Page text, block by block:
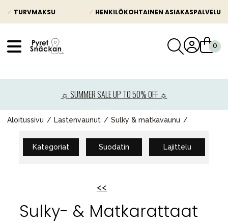
✓ TURVMAKSU ✓ HENKILÖKOHTAINEN ASIAKASPALVELU
☼ SUMMER SALE UP TO 50% OFF ☼
Aloitussivu Lastenvaunut Sulky & matkavaunu
Kategoriat Suodatin Lajittelu
<<
Sulky- & Matkarattaat
Lastenvaunut
Lasten turvaistuimet
Vauvan paketti
Lapsi & vauva
Äiti & Isä
Huonekalut & vuodevaatteet